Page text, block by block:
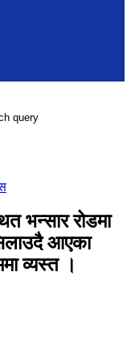
भन्सार रोडमा
आएका
व्यस्त ।